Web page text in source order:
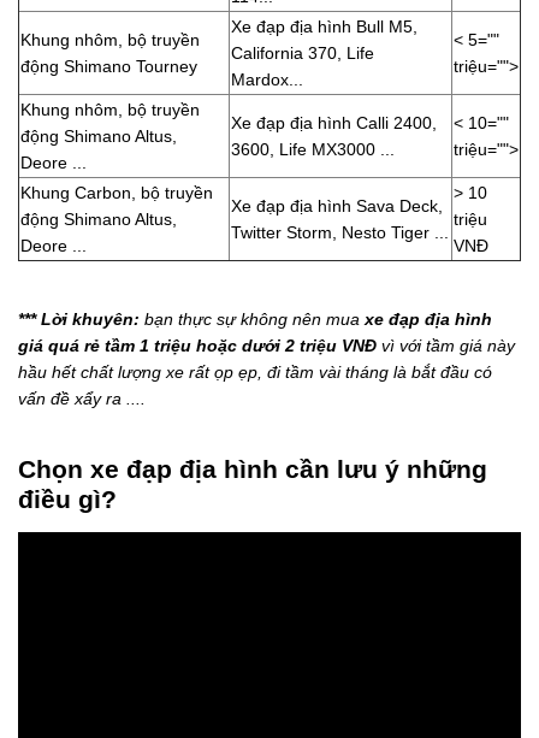
Khung nhôm, bộ truyền
động Shimano Tourney
Xe đạp địa hình Bull M5,
California 370, Life
Mardox...
< 5=""
triệu="">
Khung nhôm, bộ truyền
động Shimano Altus,
Deore ...
Xe đạp địa hình Calli 2400,
3600, Life MX3000 ...
< 10=""
triệu="">
Khung Carbon, bộ truyền
động Shimano Altus,
Deore ...
Xe đạp địa hình Sava Deck,
Twitter Storm, Nesto Tiger ...
> 10
triệu
VNĐ
*** Lời khuyên: bạn thực sự không nên muaxe đạp địa hình
giá quá rẻ tầm 1 triệu hoặc dưới 2 triệu VNĐ vì với tầm giá này
hầu hết chất lượng xe rất ọp ẹp, đi tầm vài tháng là bắt đầu có
vấn đề xẩy ra ....
Chọn xe đạp địa hình cần lưu ý những
điều gì?